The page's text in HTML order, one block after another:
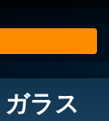
ラス